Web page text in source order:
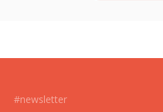
#newsletter